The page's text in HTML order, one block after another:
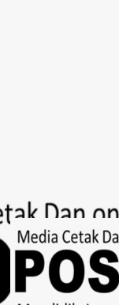
to
content